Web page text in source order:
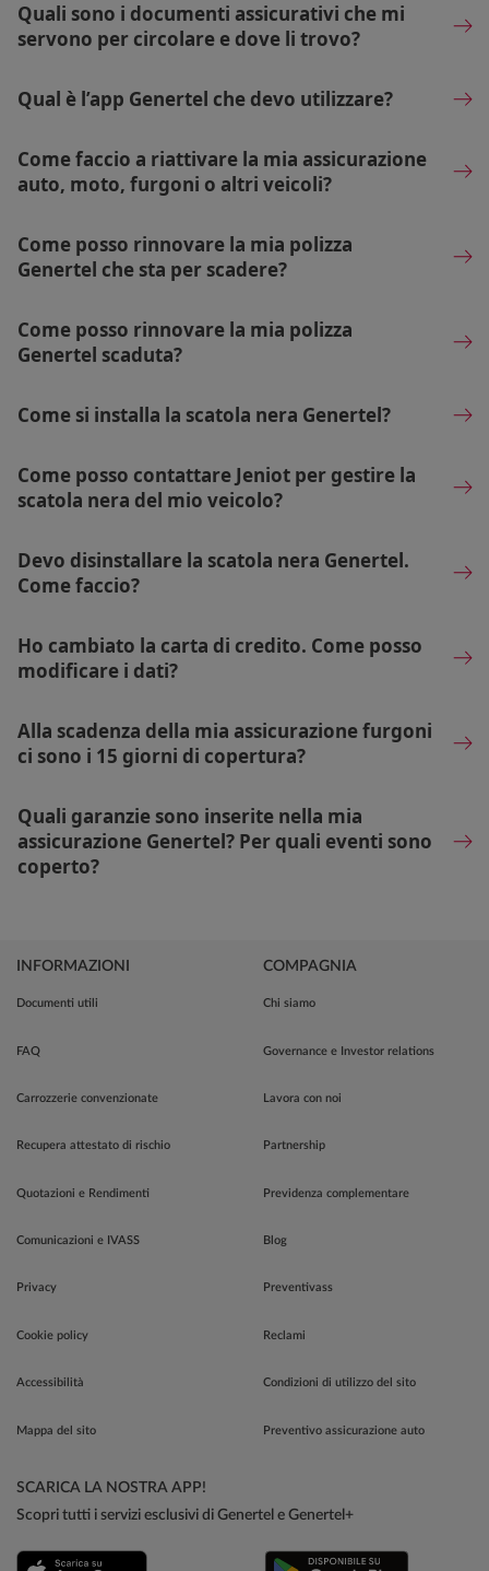
Quali sono i documenti assicurativi che mi
servono per circolare e dove li trovo?
Qual è l’app Genertel che devo utilizzare?
Come faccio a riattivare la mia assicurazione
auto, moto, furgoni o altri veicoli?
Come posso rinnovare la mia polizza
Genertel che sta per scadere?
Come posso rinnovare la mia polizza
Genertel scaduta?
Come si installa la scatola nera Genertel?
Come posso contattare Jeniot per gestire la
scatola nera del mio veicolo?
Devo disinstallare la scatola nera Genertel.
Come faccio?
Ho cambiato la carta di credito. Come posso
modificare i dati?
Alla scadenza della mia assicurazione furgoni
ci sono i 15 giorni di copertura?
Quali garanzie sono inserite nella mia
assicurazione Genertel? Per quali eventi sono
coperto?
INFORMAZIONI
Documenti utili
FAQ
Carrozzerie convenzionate
Recupera attestato di rischio
Quotazioni e Rendimenti
Comunicazioni e IVASS
Privacy
Cookie policy
Accessibilità
Mappa del sito
COMPAGNIA
Chi siamo
Governance e Investor relations
Lavora con noi
Partnership
Previdenza complementare
Blog
Preventivass
Reclami
Condizioni di utilizzo del sito
Preventivo assicurazione auto
SCARICA LA NOSTRA APP!
Scopri tutti i servizi esclusivi di Genertel e Genertel+